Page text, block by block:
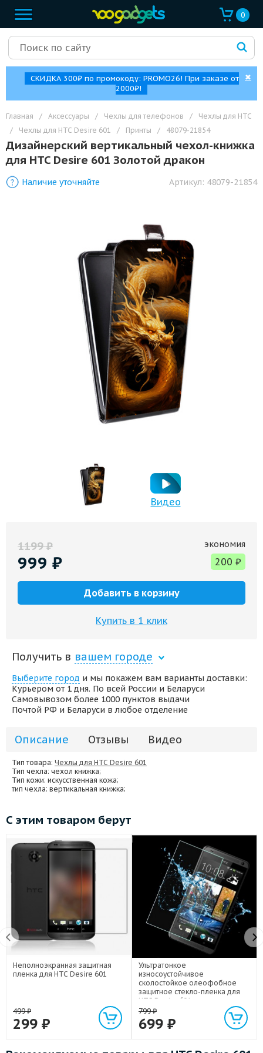
0
СКИДКА 300₽ по промокоду: PROMO26! При заказе от
2000₽!
✖
Главная / Аксессуары / Чехлы для телефонов /
Чехлы для HTC
/
Чехлы для HTC Desire 601 / Принты / 48079-21854
Дизайнерский вертикальный чехол-книжка
для HTC Desire 601 Золотой дракон
Видео
Наличие уточняйте Артикул: 48079-21854
1199₽
999 ₽
экономия
200 ₽
Добавить в корзину
Купить в 1 клик
Получить в вашем городе
Выберите город и мы покажем вам варианты доставки:
Курьером от 1 дня. По всей России и Беларуси
Самовывозом более 1000 пунктов выдачи
Почтой РФ и Беларуси в любое отделение
Описание Отзывы Видео
Тип товара: Чехлы для HTC Desire 601
Тип чехла: чехол книжка;
Тип кожи: искусственная кожа;
тип чехла: вертикальная книжка;
С этим товаром берут
Неполноэкранная защитная
пленка для HTC Desire 601
499₽
299 ₽
Ультратонкое
износоустойчивое
сколостойкое олеофобное
защитное стекло-пленка для
HTC Desire 601
799₽
699 ₽